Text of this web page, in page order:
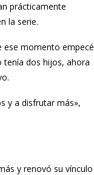
prácticamente
la serie.
ese momento empecé
tenía dos hijos, ahora
y a disfrutar más»,
y renovó su vínculo